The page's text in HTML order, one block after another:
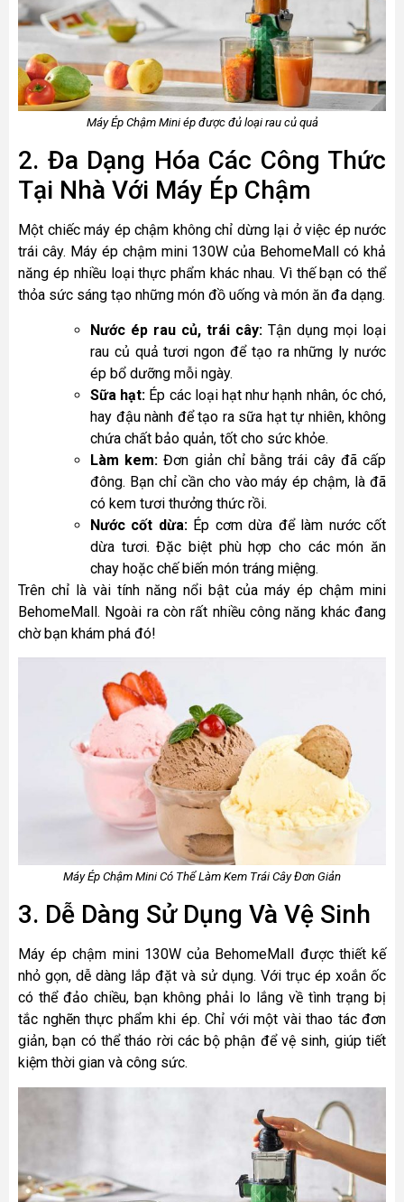
Máy Ép Chậm Mini ép được đủ loại rau củ quả
2. Đa Dạng Hóa Các Công Thức
Tại Nhà Với Máy Ép Chậm
Một chiếc máy ép chậm không chỉ dừng lại ở việc ép nước
trái cây. Máy ép chậm mini 130W của BehomeMall có khả
năng ép nhiều loại thực phẩm khác nhau. Vì thế bạn có thể
thỏa sức sáng tạo những món đồ uống và món ăn đa dạng.
Nước ép rau củ, trái cây: Tận dụng mọi loại
rau củ quả tươi ngon để tạo ra những ly nước
ép bổ dưỡng mỗi ngày.
Sữa hạt: Ép các loại hạt như hạnh nhân, óc chó,
hay đậu nành để tạo ra sữa hạt tự nhiên, không
chứa chất bảo quản, tốt cho sức khỏe.
Làm kem: Đơn giản chỉ bằng trái cây đã cấp
đông. Bạn chỉ cần cho vào máy ép chậm, là đã
có kem tươi thưởng thức rồi.
Nước cốt dừa:Ép cơm dừa để làm nước cốt
dừa tươi. Đặc biệt phù hợp cho các món ăn
chay hoặc chế biến món tráng miệng.
Trên chỉ là vài tính năng nổi bật của máy ép chậm mini
BehomeMall. Ngoài ra còn rất nhiều công năng khác đang
chờ bạn khám phá đó!
Máy Ép Chậm Mini Có Thể Làm Kem Trái Cây Đơn Giản
3. Dễ Dàng Sử Dụng Và Vệ Sinh
Máy ép chậm mini 130W của BehomeMall được thiết kế
nhỏ gọn, dễ dàng lắp đặt và sử dụng. Với trục ép xoắn ốc
có thể đảo chiều, bạn không phải lo lắng về tình trạng bị
tắc nghẽn thực phẩm khi ép. Chỉ với một vài thao tác đơn
giản, bạn có thể tháo rời các bộ phận để vệ sinh, giúp tiết
kiệm thời gian và công sức.